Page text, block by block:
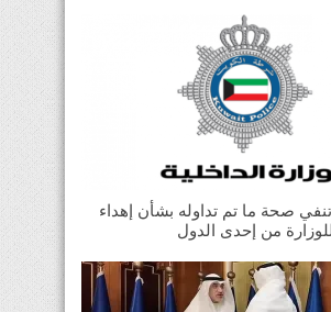
تنفي صحة ما تم تداوله بشأن إهداء